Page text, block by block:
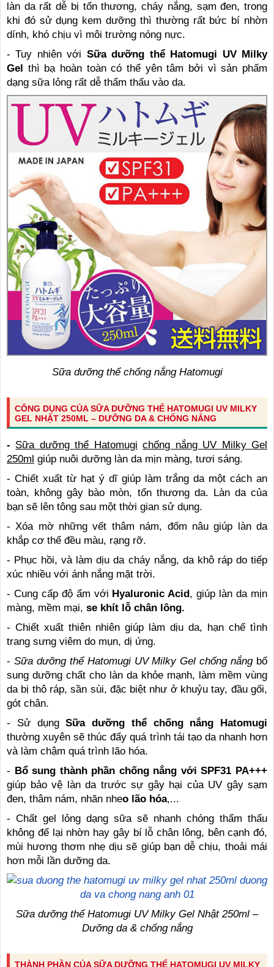
làn da rất dễ bị tổn thương, cháy nắng, sạm đen, trong
khi đó sử dụng kem dưỡng thì thường rất bức bí nhờn
dính, khó chịu vì môi trường nóng nực.
- Tuy nhiên với Sữa dưỡng thể Hatomugi UV Milky
Gel thì bạ hoàn toàn có thể yên tâm bởi vì sản phẩm
dạng sữa lỏng rất dễ thẩm thấu vào da.
Sữa dưỡng thể chống nắng Hatomugi
CÔNG DỤNG CỦA SỮA DƯỠNG THỂ HATOMUGI UV MILKY
GEL NHẬT 250ML – DƯỠNG DA & CHỐNG NẮNG
- Sữa dưỡng thể Hatomugi chống nắng UV Milky Gel
250ml giúp nuôi dưỡng làn da mịn màng, tươi sáng.
- Chiết xuất từ hạt ý dĩ giúp làm trắng da một cách an
toàn, không gây bào mòn, tổn thương da. Làn da của
bạn sẽ lên tông sau một thời gian sử dụng.
- Xóa mờ những vết thâm nám, đốm nâu giúp làn da
khắp cơ thể đều màu, rạng rỡ.
- Phục hồi, và làm dịu da cháy nắng, da khô ráp do tiếp
xúc nhiều với ánh nắng mặt trời.
- Cung cấp độ ẩm với Hyaluronic Acid, giúp làn da mịn
màng, mềm mại, se khít lỗ chân lông.
- Chiết xuất thiên nhiên giúp làm dịu da, hạn chế tình
trang sưng viêm do mụn, dị ứng.
- Sữa dưỡng thể Hatomugi UV Milky Gel chống nắngbổ
sung dưỡng chất cho làn da khỏe mạnh, làm mềm vùng
da bị thô ráp, sần sùi, đặc biệt như ở khuỷu tay, đầu gối,
gót chân.
- Sử dụngSữa dưỡng thể chống nắng Hatomugi
thường xuyên sẽ thúc đẩy quá trình tái tạo da nhanh hơn
và làm chậm quá trình lão hóa.
- Bổ sung thành phần chống nắng với SPF31 PA+++
giúp bảo vệ làn da trước sự gây hại của UV gây sạm
đen, thâm nám, nhăn nheo lão hóa,...
- Chất gel lỏng dạng sữa sẽ nhanh chóng thẩm thấu
không để lại nhờn hay gây bí lỗ chân lông, bên cạnh đó,
mùi hương thơm nhẹ dịu sẽ giúp bạn dễ chịu, thoải mái
hơn mỗi lần dưỡng da.
Sữa dưỡng thể Hatomugi UV Milky Gel Nhật 250ml –
Dưỡng da & chống nắng
THÀNH PHẦN CỦA SỮA DƯỠNG THỂ HATOMUGI UV MILKY